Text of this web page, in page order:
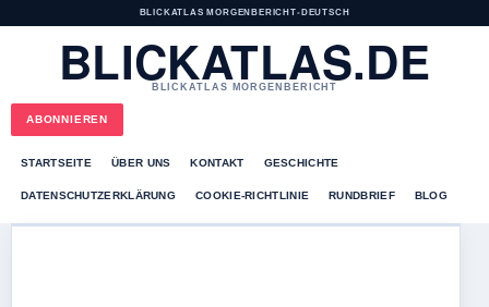
BLICKATLAS MORGENBERICHT• DEUTSCH
BLICKATLAS.DE
BLICKATLAS MORGENBERICHT
ABONNIEREN
STARTSEITE ÜBER UNS KONTAKT GESCHICHTE
DATENSCHUTZERKLÄRUNG COOKIE-RICHTLINIE RUNDBRIEF BLOG